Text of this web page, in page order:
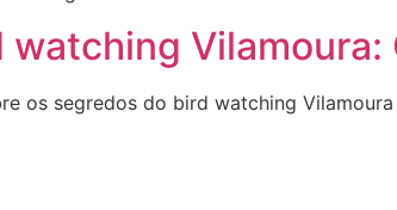
watching
os segredos do bird watching